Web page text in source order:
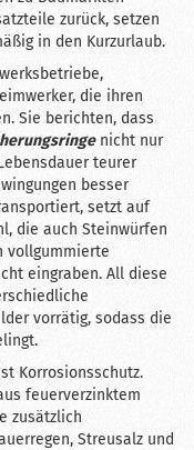
zurück, setzen
in den Kurzurlaub.
die ihren
Sie berichten, dass
nicht nur
teurer
besser
setzt auf
die auch Steinwürfen
vollgummierte
eingraben. All diese
vorrätig, sodass die
Korrosionsschutz.
feuerverzinktem
zusätzlich
Streusalz und